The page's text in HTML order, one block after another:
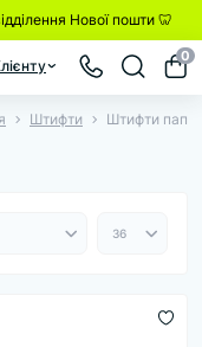
Нової пошти 🦷
0
Штифти Штифти